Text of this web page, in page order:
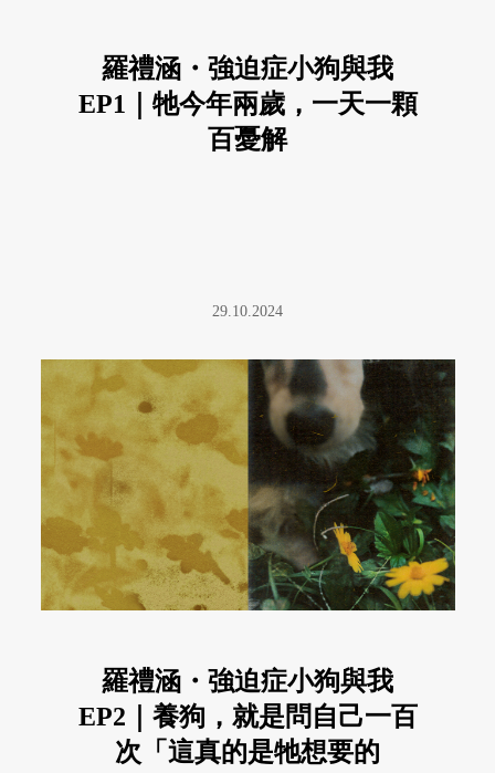
羅禮涵・強迫症小狗與我
EP1｜牠今年兩歲，一天一顆
百憂解
29.10.2024
羅禮涵・強迫症小狗與我
EP2｜養狗，就是問自己一百
次「這真的是牠想要的